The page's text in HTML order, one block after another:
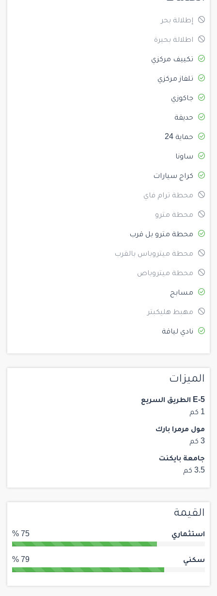
إطلالة بحر
اطلالة بحيرة
تكييف مركزي
تلفاز مركزي
جاكوزي
حديقة
حماية 24
ساونا
كراج سيارات
محطة ترام فاي
محطة مترو
محطة مترو بل قرب
محطة ميتروباس بالقرب
محطة ميتروباص
مسابح
مهبط هليكبتر
نادي لياقة
الميزات
E-5 الطريق السريع
1 كم
مول مرمرا بارك
3 كم
جامعة بايكنت
3.5 كم
القيمة
استثماري 75 %
سكني 79 %